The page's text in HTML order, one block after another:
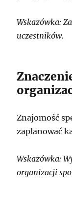
Wskazówka:
uczestników.
Znajomość
zaplanować
Wskazówka:
organizacji